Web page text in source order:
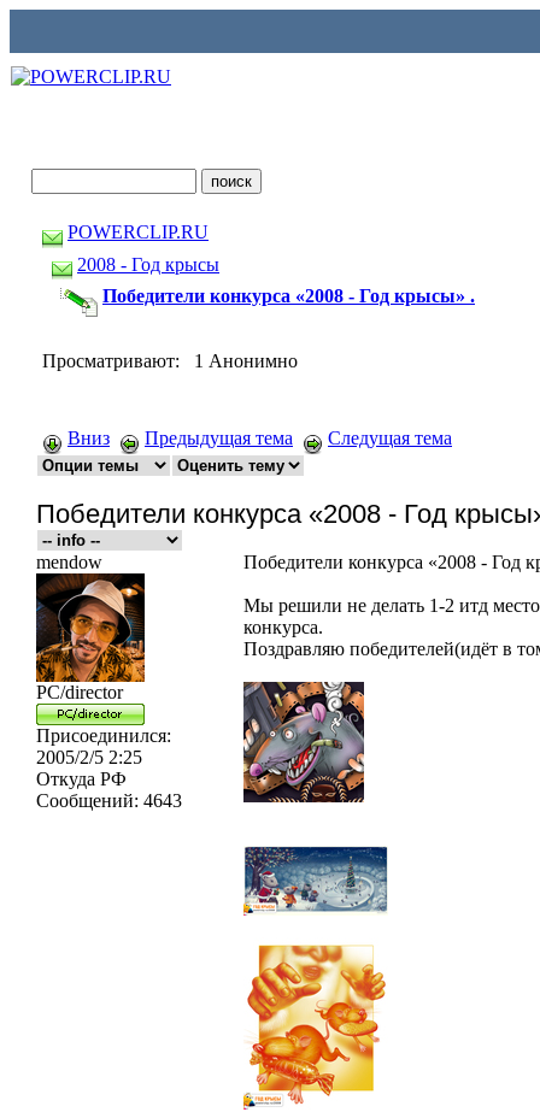
POWERCLIP.RU
2008 - Год крысы
Победители конкурса «2008 - Год крысы» .
Просматривают: 1 Анонимно
Вниз Предыдущая тема Следущая тема
Победители конкурса «2008 - Год
mendow
PC/director
Присоединился:
2005/2/5 2:25
Откуда РФ
Сообщений: 4643
Победители конкурса «2008 - Год
Мы решили не делать 1-2 итд место,
конкурса.
Поздравляю победителей(идёт в